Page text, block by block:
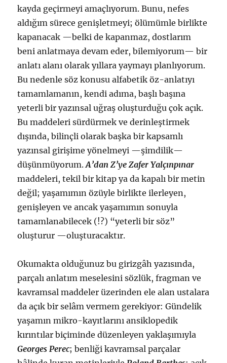
kayda geçirmeyi amaçlıyorum. Bunu, nefes
aldığım sürece genişletmeyi; ölümümle birlikte
kapanacak —belki de kapanmaz, dostlarım
beni anlatmaya devam eder, bilemiyorum— bir
anlatı alanı olarak yıllara yaymayı planlıyorum.
Bu nedenle söz konusu alfabetik öz-anlatıyı
tamamlamanın, kendi adıma, başlı başına
yeterli bir yazınsal uğraş oluşturduğu çok açık.
Bu maddeleri sürdürmek ve derinleştirmek
dışında, bilinçli olarak başka bir kapsamlı
yazınsal girişime yönelmeyi —şimdilik—
düşünmüyorum.A’dan Z’ye Zafer Yalçınpınar
maddeleri, tekil bir kitap ya da kapalı bir metin
değil; yaşamımın özüyle birlikte ilerleyen,
genişleyen ve ancak yaşamımın sonuyla
tamamlanabilecek (!?) “yeterli bir söz”
oluşturur —oluşturacaktır.
Okumakta olduğunuz bu girizgâh yazısında,
parçalı anlatım meselesini sözlük, fragman ve
kavramsal maddeler üzerinden ele alan ustalara
da açık bir selâm vermem gerekiyor: Gündelik
yaşamın mikro-kayıtlarını ansiklopedik
kırıntılar biçiminde düzenleyen yaklaşımıyla
Georges Perec; benliği kavramsal parçalar